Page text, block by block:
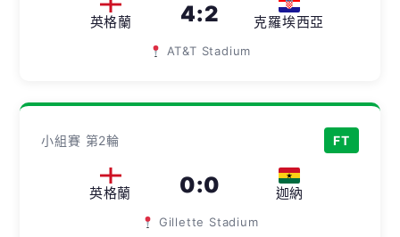
英格蘭 4:2 克羅埃西亞
AT&T Stadium
小組賽 第2輪 FT
英格蘭 0:0 迦納
Gillette Stadium